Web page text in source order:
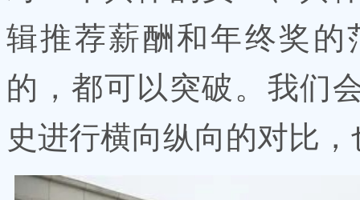
辑推荐薪酬和年终奖
的，都可以突破。我们
史进行横向纵向的对比